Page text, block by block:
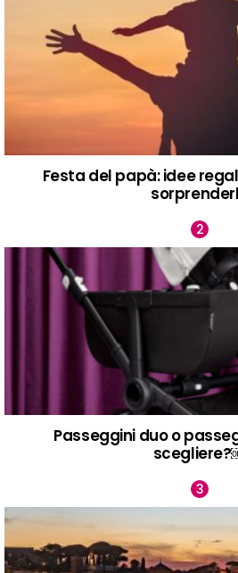
Festa del papà: idee
Passeggini duo o